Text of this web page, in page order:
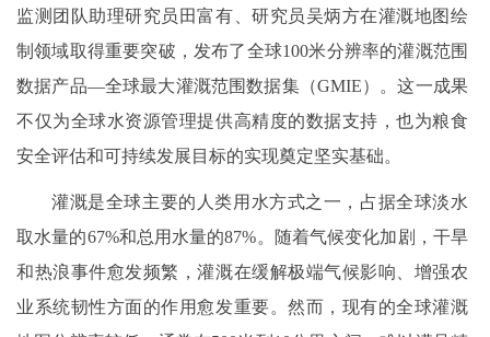
监测团队助理研究员田富有、研究员吴炳方在灌溉地图绘
制领域取得重要突破，发布了全球100米分辨率的灌溉范围
数据产品—全球最大灌溉范围数据集（GMIE）。这一成果
不仅为全球水资源管理提供高精度的数据支持，也为粮食
安全评估和可持续发展目标的实现奠定坚实基础。
灌溉是全球主要的人类用水方式之一，占据全球淡水
取水量的67%和总用水量的87%。随着气候变化加剧，干旱
和热浪事件愈发频繁，灌溉在缓解极端气候影响、增强农
业系统韧性方面的作用愈发重要。然而，现有的全球灌溉